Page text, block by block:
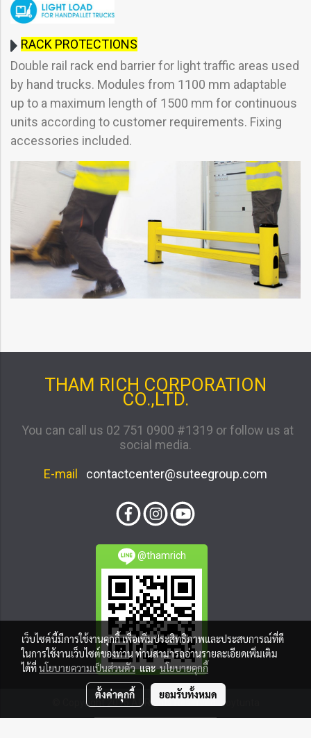
RACK PROTECTIONS
Double rail rack end barrier for light traffic areas used
by hand trucks. Modules from 1100 mm adaptable
up to a maximum length of 1500 mm for continuous
units according to customer requirements. Fixing
accessories included.
THAM RICH CORPORATION
CO.,LTD.
You can call us 02 751 0900 #1319 or follow us at
social media.
E-mail contactcenter@suteegroup.com
@thamrich
© Copyright 2016 All Rights Reserved. boytunta
เว็บไซต์นี้มีการใช้งานคุกกี้ เพื่อเพิ่มประสิทธิภาพและประสบการณ์ที่ดี
ในการใช้งานเว็บไซต์ของท่าน ท่านสามารถอ่านรายละเอียดเพิ่มเติม
ได้ที่นโยบายความเป็นส่วนตัวและนโยบายคุกกี้
ตั้งค่าคุกกี้ ยอมรับทั้งหมด